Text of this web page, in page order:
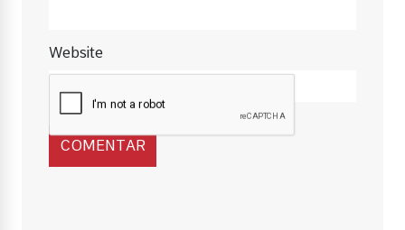
Website